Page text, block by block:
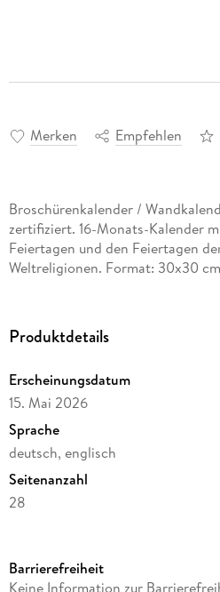
Merken Empfehlen
Broschürenkalender /
zertifiziert. 16-Monats-Kalender
Feiertagen und den Feiertagen
Weltreligionen. Format: 30x30
Produktdetails
Erscheinungsdatum
15. Mai 2026
Sprache
deutsch, englisch
Seitenanzahl
28
Verlag/Hersteller
Barrierefreiheit
Keine Information zur